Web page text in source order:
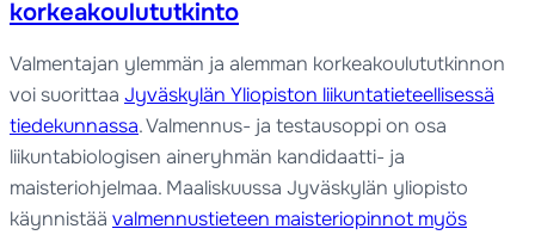
korkeakoulututkinto
Valmentajan ylemmän ja alemman korkeakoulututkinnon
voi suorittaa Jyväskylän Yliopiston liikuntatieteellisessä
tiedekunnassa. Valmennus- ja testausoppi on osa
liikuntabiologisen aineryhmän kandidaatti- ja
maisteriohjelmaa. Maaliskuussa Jyväskylän yliopisto
käynnistää valmennustieteen maisteriopinnot myös